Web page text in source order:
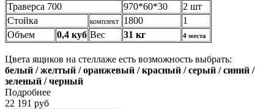
Траверса 700
970*60*30
2 шт
Стойка
комплект 1800
1
Объем
0,4 куб Вес 31 кг 4 места
Цвета ящиков на стеллаже есть возможность выбрать:
белый / желтый / оранжевый / красный / серый / синий /
зеленый / черный
Подробнее
22 191 руб